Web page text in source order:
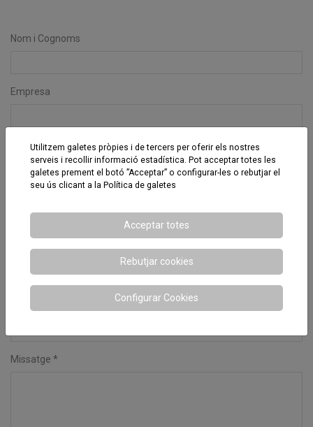
Nom i Cognoms
Empresa
Telèfon
Província
Missatge *
Utilitzem galetes pròpies i de tercers per oferir els nostres
serveis i recollir informació estadística. Pot acceptar totes les
galetes prement el botó ”Acceptar” o configurar-les o rebutjar el
seu ús clicant a la Política de galetes
Acceptar totes
Rebutjar cookies
Configurar Cookies